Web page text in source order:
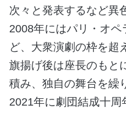
次々と発表するなど異
2008年にはパリ・オ
ど、大衆演劇の枠を超
旗揚げ後は座長のもと
積み、独自の舞台を繰
2021年に劇団結成十周